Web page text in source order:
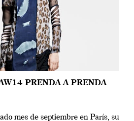
PRENDA A PRENDA
mes de septiembre en París, su